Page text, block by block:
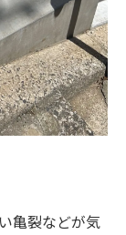
亀裂などが気